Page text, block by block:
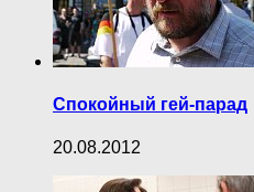
Спокойный гей-парад
20.08.2012